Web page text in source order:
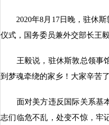
2020年8月17日晚，驻休斯
仪式，国务委员兼外交部长王
王毅说，驻休斯敦总领事馆
到梦魂牵绕的家乡！大家辛苦了
面对美方违反国际关系基本
志们临危不乱，处变不惊，牢